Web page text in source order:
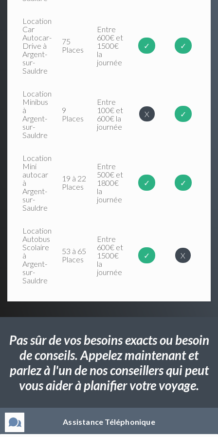
Location
Car
Autocar-
Drive à
Argent-
sur-
Sauldre
75
Places
Entre
600€ et
1500€
la
journée
✓ ✓
Location
Minibus
à
Argent-
sur-
Sauldre
9
Places
Entre
100€ et
600€ la
journée
X ✓
Location
Mini
autocar
à
Argent-
sur-
Sauldre
19 à 22
Places
Entre
500€ et
1800€
la
journée
✓ ✓
Location
Autobus
Scolaire
à
Argent-
sur-
Sauldre
53 à 65
Places
Entre
600€ et
1500€
la
journée
✓ X
Pas sûr de vos besoins exacts ou besoin
de conseils. Appelez maintenant et
parlez à l'un de nos conseillers qui peut
vous aider à planifier votre voyage.
Assistance Téléphonique